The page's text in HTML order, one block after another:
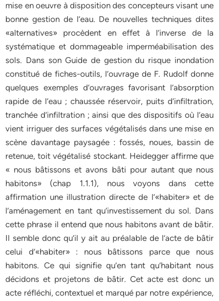
mise en oeuvre à disposition des concepteurs visant une
bonne gestion de l’eau. De nouvelles techniques dites
«alternatives» procèdent en effet à l’inverse de la
systématique et dommageable imperméabilisation des
sols. Dans son Guide de gestion du risque inondation
constitué de fiches-outils, l’ouvrage de F. Rudolf donne
quelques exemples d’ouvrages favorisant l’absorption
rapide de l’eau ; chaussée réservoir, puits d’infiltration,
tranchée d’infiltration ; ainsi que des dispositifs où l’eau
vient irriguer des surfaces végétalisés dans une mise en
scène davantage paysagée : fossés, noues, bassin de
retenue, toit végétalisé stockant. Heidegger affirme que
« nous bâtissons et avons bâti pour autant que nous
habitons» (chap 1.1.1), nous voyons dans cette
affirmation une illustration directe de l’«habiter» et de
l’aménagement en tant qu’investissement du sol. Dans
cette phrase il entend que nous habitons avant de bâtir.
Il semble donc qu’il y ait au préalable de l’acte de bâtir
celui d’«habiter» : nous bâtissons parce que nous
habitons. Ce qui signifie qu’en tant qu’habitant nous
décidons et projetons de bâtir. Cet acte est donc un
acte réfléchi, contextuel et marqué par notre expérience,